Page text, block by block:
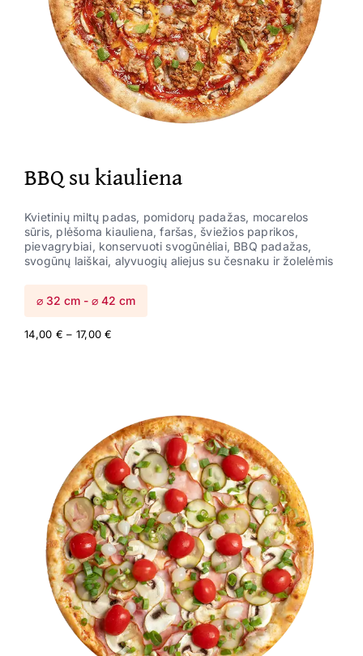
BBQ su kiauliena
Kvietinių miltų padas, pomidorų padažas, mocarelos
sūris, plėšoma kiauliena, faršas, šviežios paprikos,
pievagrybiai, konservuoti svogūnėliai, BBQ padažas,
svogūnų laiškai, alyvuogių aliejus su česnaku ir žolelėmis
⌀ 32 cm - ⌀ 42 cm
14,00 € – 17,00€